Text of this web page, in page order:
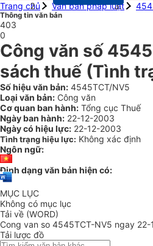
Trang chủ
Văn bản pháp luật
Thông tin văn bản
403
0
Công văn số
sách thuế (Tình
Số hiệu văn bản: 4545TCT/NV5
Loại văn bản: Công văn
Cơ quan ban hành: Tổng cục Thuế
Ngày ban hành: 22-12-2003
Ngày có hiệu lực: 22-12-2003
Tình trạng hiệu lực: Không xác định
Ngôn ngữ:
Định dạng văn bản hiện có:
MỤC LỤC
Không có mục lục
Tải về (WORD)
Cong van so 4545TCT-NV5 ngay
Tải lược đồ